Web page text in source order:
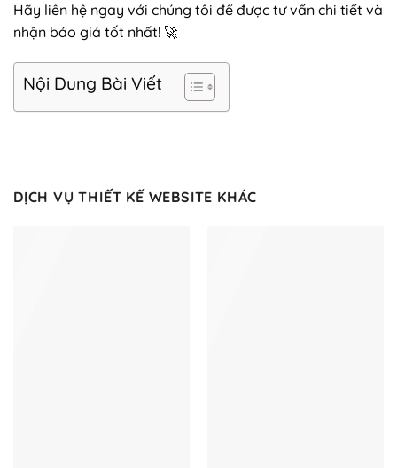
Hãy liên hệ ngay với chúng tôi để được tư vấn chi tiết và
nhận báo giá tốt nhất! 🚀
Nội Dung Bài Viết
DỊCH VỤ THIẾT KẾ WEBSITE KHÁC